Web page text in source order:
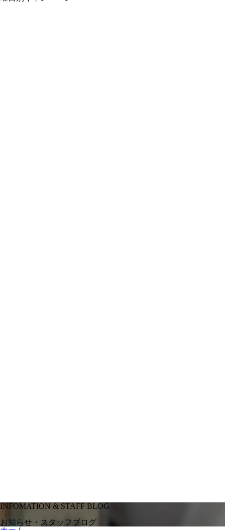
INFOMATION & STAFF BLOG
お知らせ・スタッフブログ